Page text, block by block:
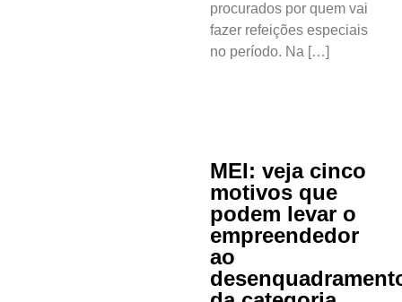
procurados por quem vai
fazer refeições especiais
no período. Na […]
MEI: veja cinco
motivos que
podem levar o
empreendedor
ao